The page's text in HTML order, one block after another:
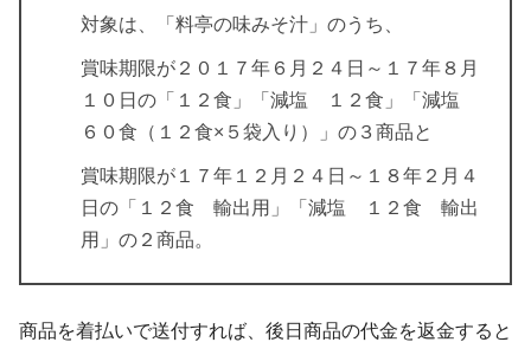
対象は、「料亭の味みそ汁」のうち、
賞味期限が２０１７年６月２４日～１７年８月
１０日の「１２食」「減塩 １２食」「減塩
６０食（１２食×５袋入り）」の３商品と
賞味期限が１７年１２月２４日～１８年２月４
日の「１２食 輸出用」「減塩 １２食 輸出
用」の２商品。
商品を着払いで送付すれば、後日商品の代金を返金すると